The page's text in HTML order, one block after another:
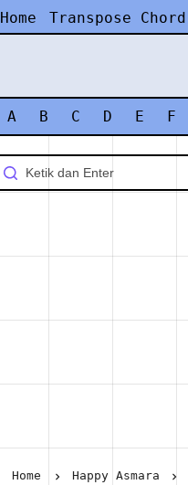
Home Transpose Chord
A B C D E F
Home Happy Asmara